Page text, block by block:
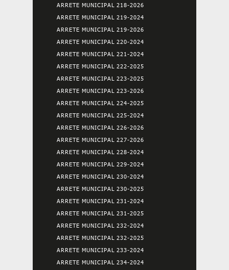
ARRETE MUNICIPAL 218-2026
ARRETE MUNICIPAL 219-2024
ARRETE MUNICIPAL 219-2026
ARRETE MUNICIPAL 220-2024
ARRETE MUNICIPAL 221-2024
ARRETE MUNICIPAL 222-2025
ARRETE MUNICIPAL 223-2025
ARRETE MUNICIPAL 223-2026
ARRETE MUNICIPAL 224-2025
ARRETE MUNICIPAL 225-2024
ARRETE MUNICIPAL 226-2026
ARRETE MUNICIPAL 227-2026
ARRETE MUNICIPAL 228-2024
ARRETE MUNICIPAL 229-2024
ARRETE MUNICIPAL 230-2024
ARRETE MUNICIPAL 230-2025
ARRETE MUNICIPAL 231-2024
ARRETE MUNICIPAL 231-2025
ARRETE MUNICIPAL 232-2024
ARRETE MUNICIPAL 232-2025
ARRETE MUNICIPAL 233-2024
ARRETE MUNICIPAL 234-2024